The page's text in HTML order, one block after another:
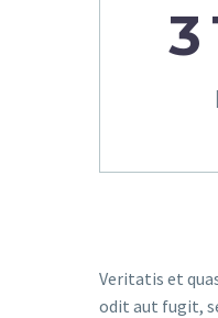
3
Veritatis et
odit aut fugit,